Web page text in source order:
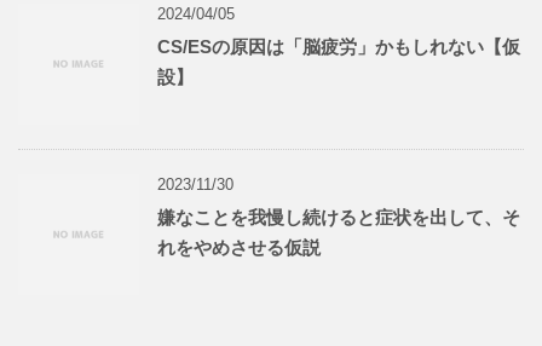
2024/04/05
CS/ESの原因は「脳疲労」かもしれない【仮
設】
2023/11/30
嫌なことを我慢し続けると症状を出して、そ
れをやめさせる仮説